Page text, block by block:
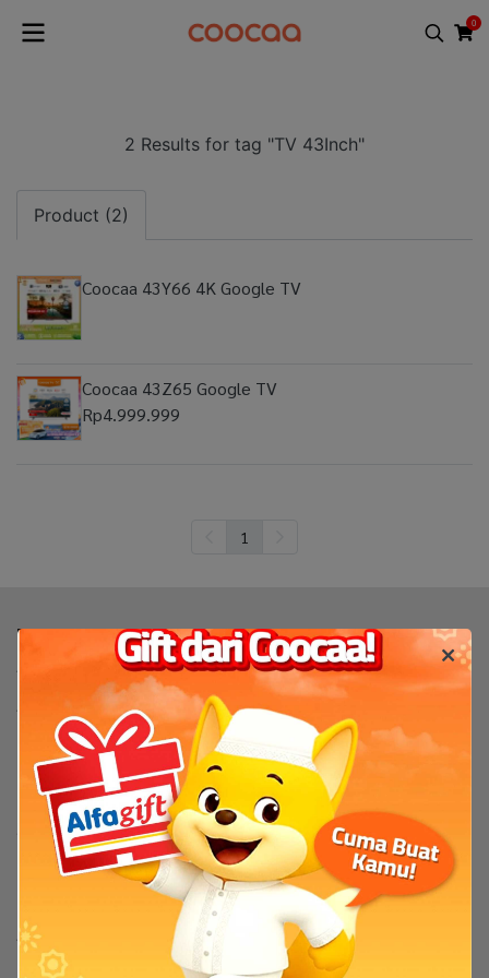
0
2 Results for tag "TV 43Inch"
Product (2)
Coocaa 43Y66 4K Google TV
Coocaa 43Z65 Google TV
Rp4.999.999
1
Produk
TV
TV By Size
Flash Sale
Bantuan
Servis & Perbaikan
Tentang Coocaa